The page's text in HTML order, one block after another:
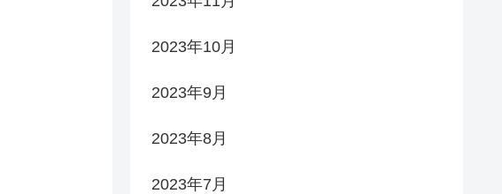
2023年10月
2023年9月
2023年8月
2023年7月